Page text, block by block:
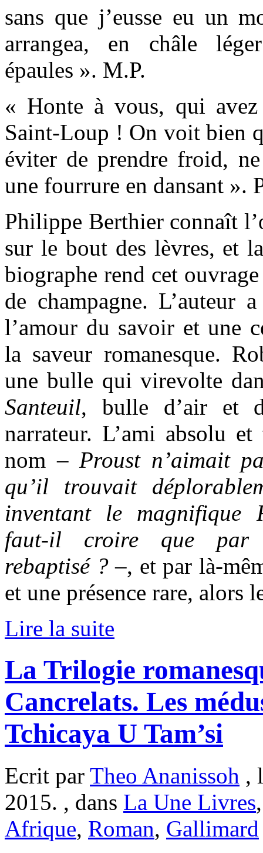
sans que j’eusse eu un
arrangea, en châle
épaules ». M.P.
« Honte à vous, qui
Saint-Loup ! On voit bien
éviter de prendre froid,
une fourrure en dansant ».
Philippe Berthier connaît
sur le bout des lèvres, et
biographe rend cet
de champagne. L’auteur
l’amour du savoir et une
la saveur romanesque.
une bulle qui virevolte
Santeuil, bulle d’air et
narrateur. L’ami absolu
nom – Proust n’aimait
qu’il trouvait
inventant le magnifique
faut-il croire que par
rebaptisé ?–, et par là-
et une présence rare, alors
Lire la suite
La Trilogie
Cancrelats. Les
Tchicaya U Tam’si
Ecrit par Theo Ananissoh ,
2015. , dans La Une Livres
Afrique, Roman, Gallimard